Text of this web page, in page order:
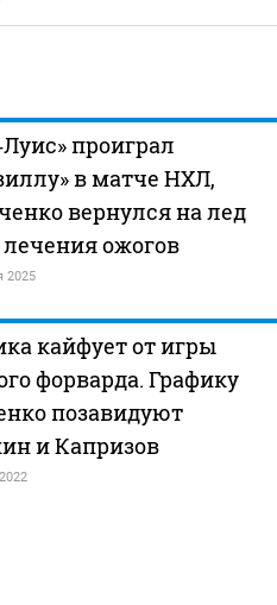
проиграл
в матче НХЛ,
вернулся на лед
ожогов
2025
кайфует от игры
форварда. Графику
позавидуют
и Капризов